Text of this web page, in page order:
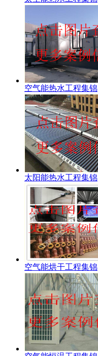
空气能热水工程集锦
太阳能热水工程集锦
空气能烘干工程集锦